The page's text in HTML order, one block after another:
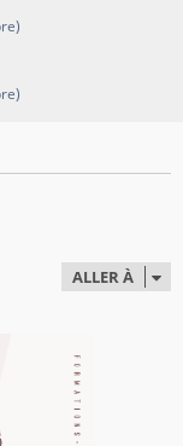
ALLER À